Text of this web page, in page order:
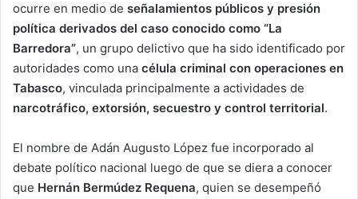
ocurre en medio de señalamientos públicos y presión
política derivados del caso conocido como “La
Barredora”, un grupo delictivo que ha sido identificado por
autoridades como una célula criminal con operaciones en
Tabasco, vinculada principalmente a actividades de
narcotráfico, extorsión, secuestro y control territorial.
El nombre de Adán Augusto López fue incorporado al
debate político nacional luego de que se diera a conocer
que Hernán Bermúdez Requena, quien se desempeñó